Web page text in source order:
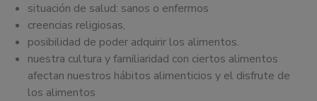
situación de salud: sanos o enfermos
creencias religiosas,
posibilidad de poder adquirir los alimentos.
nuestra cultura y familiaridad con ciertos alimentos
afectan nuestros hábitos alimenticios y el disfrute de
los alimentos